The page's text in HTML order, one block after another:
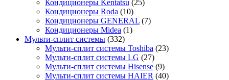
Кондиционеры Kentatsu (25)
Кондиционеры Roda (10)
Кондиционеры GENERAL (7)
Кондиционеры Midea (1)
Мульти-сплит системы (332)
Мульти-сплит системы Toshiba (23)
Мульти-сплит системы LG (27)
Мульти-сплит системы Hisense (9)
Мульти-сплит системы HAIER (40)